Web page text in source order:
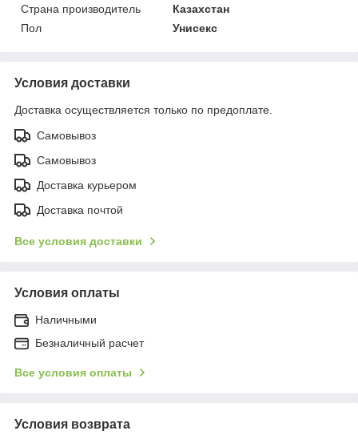
Страна производитель
Казахстан
Пол
Унисекс
Условия доставки
Доставка осуществляется только по предоплате.
Самовывоз
Самовывоз
Доставка курьером
Доставка почтой
Все условия доставки
Условия оплаты
Наличными
Безналичный расчет
Все условия оплаты
Условия возврата